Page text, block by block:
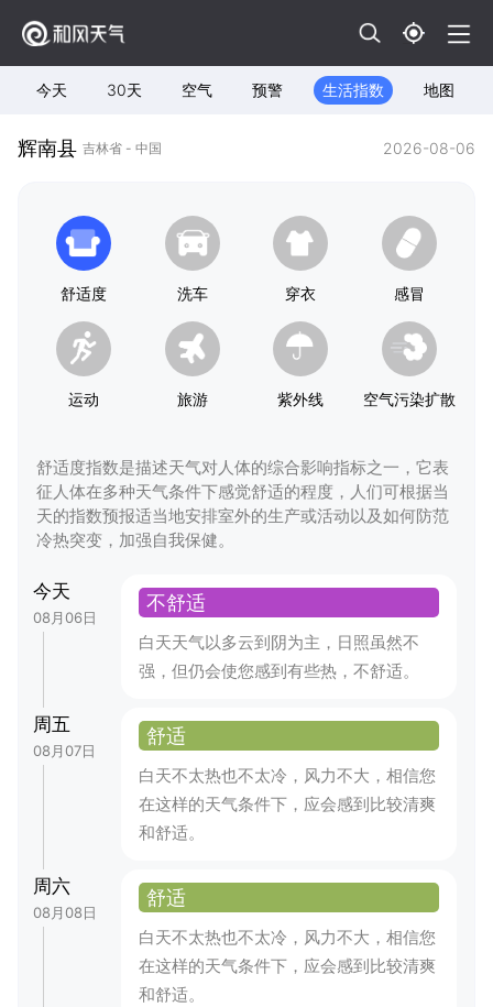
今天 30天 空气 预警 生活指数 地图
辉南县 吉林省 - 中国 2026-08-06
舒适度 洗车 穿衣 感冒
运动 旅游 紫外线 空气污染扩散
舒适度指数是描述天气对人体的综合影响指标之一，它表
征人体在多种天气条件下感觉舒适的程度，人们可根据当
天的指数预报适当地安排室外的生产或活动以及如何防范
冷热突变，加强自我保健。
今天
08月06日
不舒适
白天天气以多云到阴为主，日照虽然不
强，但仍会使您感到有些热，不舒适。
周五
08月07日
舒适
白天不太热也不太冷，风力不大，相信您
在这样的天气条件下，应会感到比较清爽
和舒适。
周六
08月08日
舒适
白天不太热也不太冷，风力不大，相信您
在这样的天气条件下，应会感到比较清爽
和舒适。